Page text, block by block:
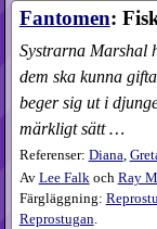
Fantomen:
Systrarna Marshal
dem ska kunna
beger sig ut i
märkligt sätt …
Referenser: Diana,
Av Lee Falkoch Ray
Färgläggning:
Reprostugan.